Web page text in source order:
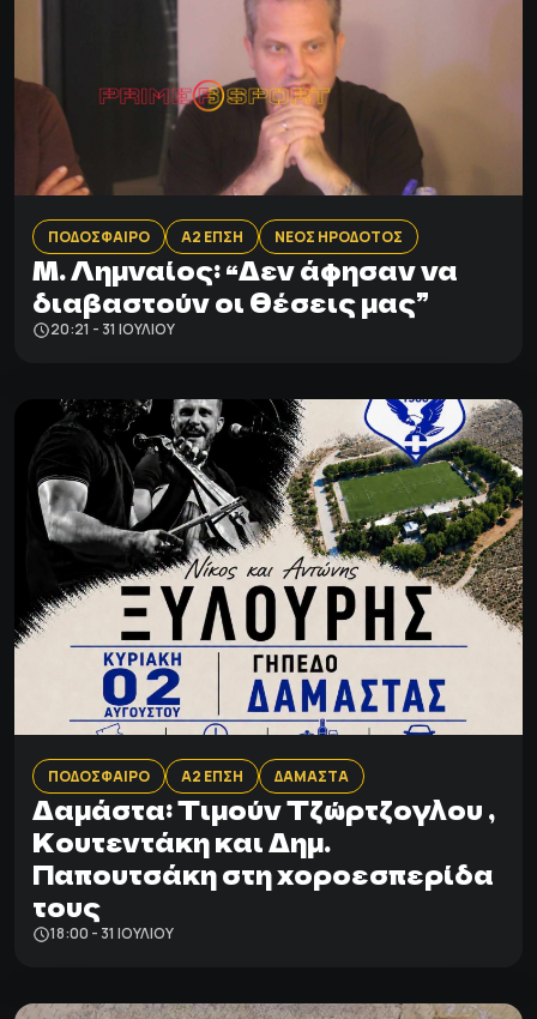
ΠΟΔΟΣΦΑΙΡΟ Α2 ΕΠΣΗ ΝΕΟΣ ΗΡΟΔΟΤΟΣ
Μ. Λημναίος: “Δεν άφησαν να
διαβαστούν οι θέσεις μας”
20:21 - 31 ΙΟΥΛΊΟΥ
ΠΟΔΟΣΦΑΙΡΟ Α2 ΕΠΣΗ ΔΑΜΑΣΤΑ
Δαμάστα: Tιμούν Τζώρτζογλου ,
Κουτεντάκη και Δημ.
Παπουτσάκη στη χοροεσπερίδα
τους
18:00 - 31 ΙΟΥΛΊΟΥ